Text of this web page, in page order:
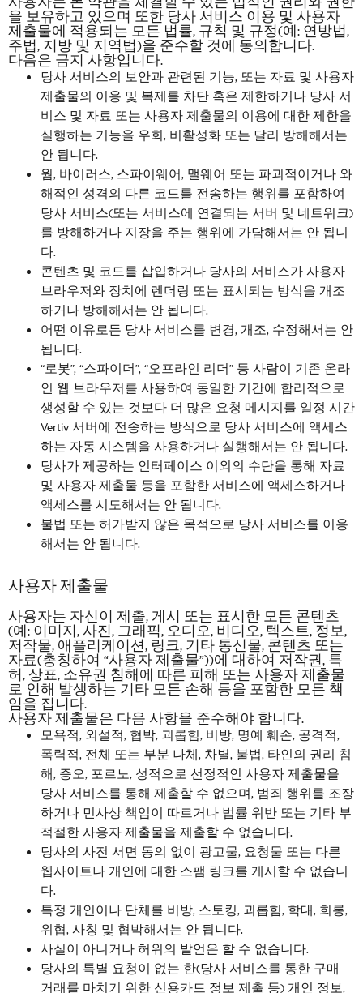
을 보유하고 있으며 또한 당사 서비스 이용 및 사용자
제출물에 적용되는 모든 법률, 규칙 및 규정(예: 연방법,
주법, 지방 및 지역법)을 준수할 것에 동의합니다.
다음은 금지 사항입니다.
당사 서비스의 보안과 관련된 기능, 또는 자료 및 사용자
제출물의 이용 및 복제를 차단 혹은 제한하거나 당사 서
비스 및 자료 또는 사용자 제출물의 이용에 대한 제한을
실행하는 기능을 우회, 비활성화 또는 달리 방해해서는
안 됩니다.
웜, 바이러스, 스파이웨어, 맬웨어 또는 파괴적이거나 와
해적인 성격의 다른 코드를 전송하는 행위를 포함하여
당사 서비스(또는 서비스에 연결되는 서버 및 네트워크)
를 방해하거나 지장을 주는 행위에 가담해서는 안 됩니
다.
콘텐츠 및 코드를 삽입하거나 당사의 서비스가 사용자
브라우저와 장치에 렌더링 또는 표시되는 방식을 개조
하거나 방해해서는 안 됩니다.
어떤 이유로든 당사 서비스를 변경, 개조, 수정해서는 안
됩니다.
“로봇”, “스파이더”, “오프라인 리더” 등 사람이 기존 온라
인 웹 브라우저를 사용하여 동일한 기간에 합리적으로
생성할 수 있는 것보다 더 많은 요청 메시지를 일정 시간
Vertiv 서버에 전송하는 방식으로 당사 서비스에 액세스
하는 자동 시스템을 사용하거나 실행해서는 안 됩니다.
당사가 제공하는 인터페이스 이외의 수단을 통해 자료
및 사용자 제출물 등을 포함한 서비스에 액세스하거나
액세스를 시도해서는 안 됩니다.
불법 또는 허가받지 않은 목적으로 당사 서비스를 이용
해서는 안 됩니다.
사용자 제출물
사용자는 자신이 제출, 게시 또는 표시한 모든 콘텐츠
(예: 이미지, 사진, 그래픽, 오디오, 비디오, 텍스트, 정보,
저작물, 애플리케이션, 링크, 기타 통신물, 콘텐츠 또는
자료(총칭하여 “사용자 제출물”))에 대하여 저작권, 특
허, 상표, 소유권 침해에 따른 피해 또는 사용자 제출물
로 인해 발생하는 기타 모든 손해 등을 포함한 모든 책
임을 집니다.
사용자 제출물은 다음 사항을 준수해야 합니다.
모욕적, 외설적, 협박, 괴롭힘, 비방, 명예 훼손, 공격적,
폭력적, 전체 또는 부분 나체, 차별, 불법, 타인의 권리 침
해, 증오, 포르노, 성적으로 선정적인 사용자 제출물을
당사 서비스를 통해 제출할 수 없으며, 범죄 행위를 조장
하거나 민사상 책임이 따르거나 법률 위반 또는 기타 부
적절한 사용자 제출물을 제출할 수 없습니다.
당사의 사전 서면 동의 없이 광고물, 요청물 또는 다른
웹사이트나 개인에 대한 스팸 링크를 게시할 수 없습니
다.
특정 개인이나 단체를 비방, 스토킹, 괴롭힘, 학대, 희롱,
위협, 사칭 및 협박해서는 안 됩니다.
사실이 아니거나 허위의 발언은 할 수 없습니다.
당사의 특별 요청이 없는 한(당사 서비스를 통한 구매
거래를 마치기 위한 신용카드 정보 제출 등) 개인 정보,